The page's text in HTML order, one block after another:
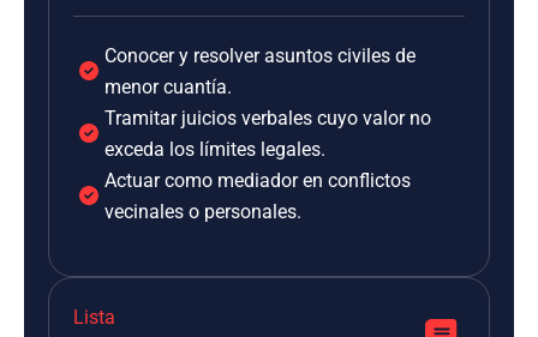
Conocer y resolver asuntos civiles de
menor cuantía.
Tramitar juicios verbales cuyo valor no
exceda los límites legales.
Actuar como mediador en conflictos
vecinales o personales.
Lista